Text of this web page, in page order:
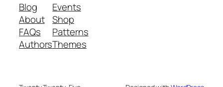
Blog
About
FAQs
Authors
Events
Shop
Patterns
Themes